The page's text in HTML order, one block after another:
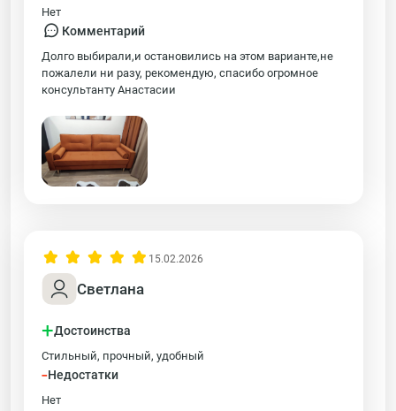
Нет
Комментарий
Долго выбирали,и остановились на этом варианте,не
пожалели ни разу, рекомендую, спасибо огромное
консультанту Анастасии
Светлана
15.02.2026
+Достоинства
Стильный, прочный, удобный
-Недостатки
Нет